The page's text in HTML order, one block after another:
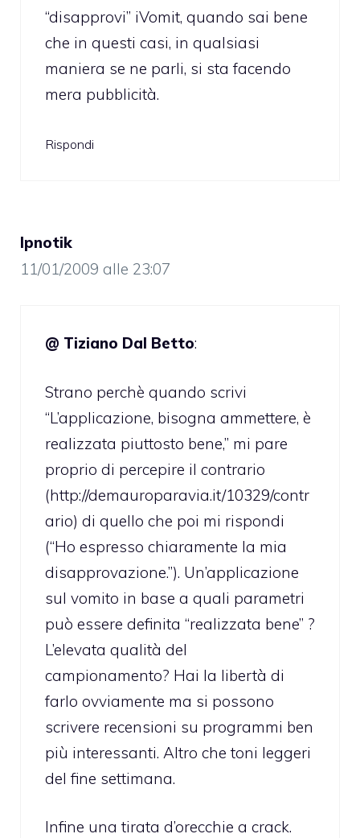
“disapprovi” iVomit, quando sai bene
che in questi casi, in qualsiasi
maniera se ne parli, si sta facendo
mera pubblicità.
Rispondi
Ipnotik
11/01/2009 alle 23:07
@ Tiziano Dal Betto:
Strano perchè quando scrivi
“L’applicazione, bisogna ammettere, è
realizzata piuttosto bene,” mi pare
proprio di percepire il contrario
(http://demauroparavia.it/10329/contr
ario) di quello che poi mi rispondi
(“Ho espresso chiaramente la mia
disapprovazione.”). Un’applicazione
sul vomito in base a quali parametri
può essere definita “realizzata bene” ?
L’elevata qualità del
campionamento? Hai la libertà di
farlo ovviamente ma si possono
scrivere recensioni su programmi ben
più interessanti. Altro che toni leggeri
del fine settimana.
Infine una tirata d’orecchie a crack.